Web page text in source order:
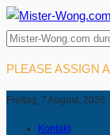
PLEASE ASSIGN
Freitag, 7 August, 2026
Kontakt